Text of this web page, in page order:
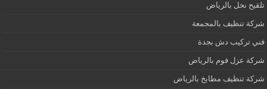
تلقيح نخل بالرياض
شركة تنظيف بالمجمعة
فني تركيب دش بجدة
شركة عزل فوم بالرياض
شركة تنظيف مطابخ بالرياض